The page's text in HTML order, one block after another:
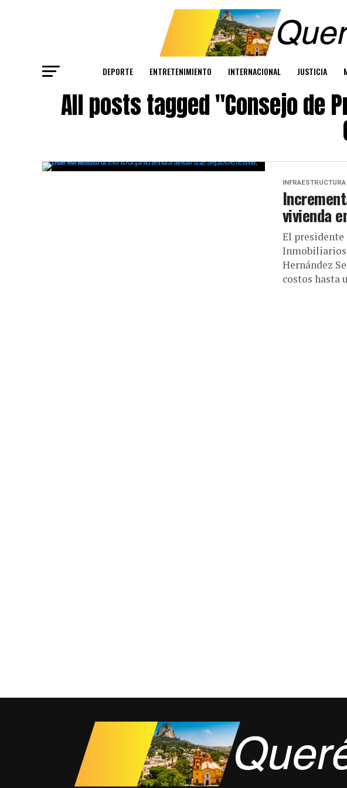
DEPORTE ENTRETENIMIENTO INTERNACIONAL JUSTICIA
All posts tagged "Consejo de
vivienda
El presidente
Inmobiliarios
Hernández
costos hasta